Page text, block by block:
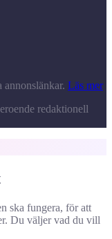
Läs mer
redaktionell
ska fungera, för att
Du väljer vad du vill